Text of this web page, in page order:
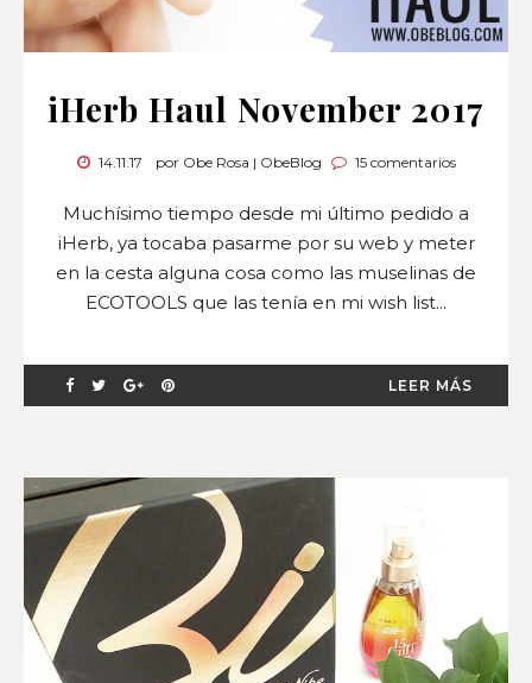
iHerb Haul November 2017
14.11.17 por Obe Rosa | ObeBlog 15 comentarios
Muchísimo tiempo desde mi último pedido a
iHerb, ya tocaba pasarme por su web y meter
en la cesta alguna cosa como las muselinas de
ECOTOOLS que las tenía en mi wish list...
LEER MÁS